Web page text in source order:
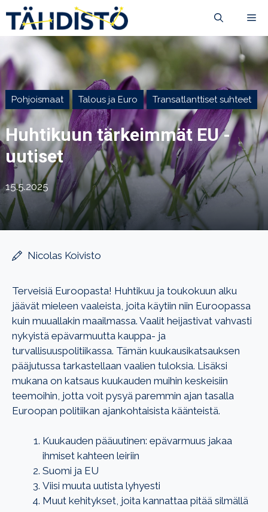
sisältöön
Pohjoismaat Talous ja Euro Transatlanttiset suhteet
Huhtikuun tärkeimmät EU -
uutiset
15.5.2025
Nicolas Koivisto
Terveisiä Euroopasta! Huhtikuu ja toukokuun alku
jäävät mieleen vaaleista, joita käytiin niin Euroopassa
kuin muuallakin maailmassa. Vaalit heijastivat vahvasti
nykyistä epävarmuutta kauppa- ja
turvallisuuspolitiikassa. Tämän kuukausikatsauksen
pääjutussa tarkastellaan vaalien tuloksia. Lisäksi
mukana on katsaus kuukauden muihin keskeisiin
teemoihin, jotta voit pysyä paremmin ajan tasalla
Euroopan politiikan ajankohtaisista käänteistä.
Kuukauden pääuutinen: epävarmuus jakaa
ihmiset kahteen leiriin
Suomi ja EU
Viisi muuta uutista lyhyesti
Muut kehitykset, joita kannattaa pitää silmällä